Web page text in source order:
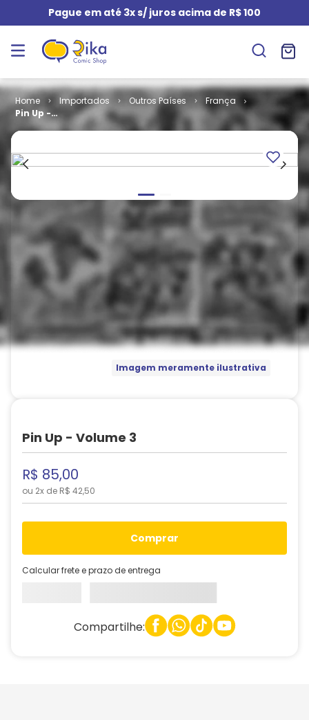
Pague em até 3x s/ juros acima de R$ 100
Importados Outros Países
França
Pin Up -
Volume 3
Imagem meramente ilustrativa
Pin Up - Volume 3
R$ 85,00
ou 2x de R$ 42,50
comprar
Calcular frete e prazo de entrega
Compartilhe: